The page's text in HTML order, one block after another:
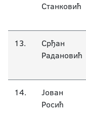
Станковић
13.
Срђан
Радановић
14.
Јован
Росић